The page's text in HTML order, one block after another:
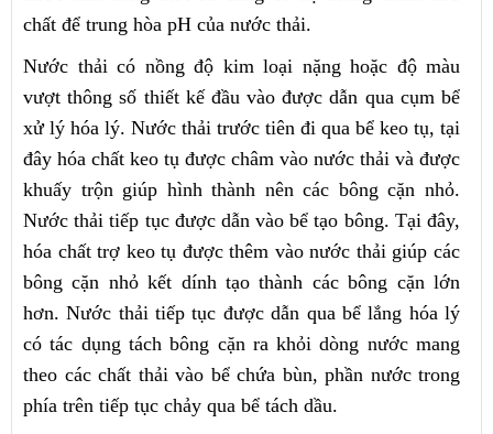
chất để trung hòa pH của nước thải.
Nước thải có nồng độ kim loại nặng hoặc độ màu
vượt thông số thiết kế đầu vào được dẫn qua cụm bể
xử lý hóa lý. Nước thải trước tiên đi qua bể keo tụ, tại
đây hóa chất keo tụ được châm vào nước thải và được
khuấy trộn giúp hình thành nên các bông cặn nhỏ.
Nước thải tiếp tục được dẫn vào bể tạo bông. Tại đây,
hóa chất trợ keo tụ được thêm vào nước thải giúp các
bông cặn nhỏ kết dính tạo thành các bông cặn lớn
hơn. Nước thải tiếp tục được dẫn qua bể lắng hóa lý
có tác dụng tách bông cặn ra khỏi dòng nước mang
theo các chất thải vào bể chứa bùn, phần nước trong
phía trên tiếp tục chảy qua bể tách dầu.